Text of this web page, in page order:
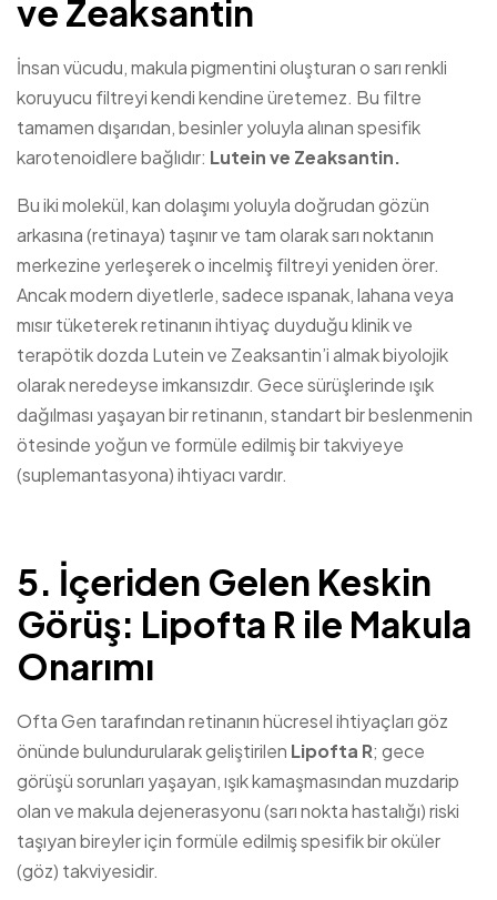
ve Zeaksantin
İnsan vücudu, makula pigmentini oluşturan o sarı renkli
koruyucu filtreyi kendi kendine üretemez. Bu filtre
tamamen dışarıdan, besinler yoluyla alınan spesifik
karotenoidlere bağlıdır: Lutein ve Zeaksantin.
Bu iki molekül, kan dolaşımı yoluyla doğrudan gözün
arkasına (retinaya) taşınır ve tam olarak sarı noktanın
merkezine yerleşerek o incelmiş filtreyi yeniden örer.
Ancak modern diyetlerle, sadece ıspanak, lahana veya
mısır tüketerek retinanın ihtiyaç duyduğu klinik ve
terapötik dozda Lutein ve Zeaksantin’i almak biyolojik
olarak neredeyse imkansızdır. Gece sürüşlerinde ışık
dağılması yaşayan bir retinanın, standart bir beslenmenin
ötesinde yoğun ve formüle edilmiş bir takviyeye
(suplemantasyona) ihtiyacı vardır.
5. İçeriden Gelen Keskin
Görüş: Lipofta R ile Makula
Onarımı
Ofta Gen tarafından retinanın hücresel ihtiyaçları göz
önünde bulundurularak geliştirilen Lipofta R; gece
görüşü sorunları yaşayan, ışık kamaşmasından muzdarip
olan ve makula dejenerasyonu (sarı nokta hastalığı) riski
taşıyan bireyler için formüle edilmiş spesifik bir oküler
(göz) takviyesidir.